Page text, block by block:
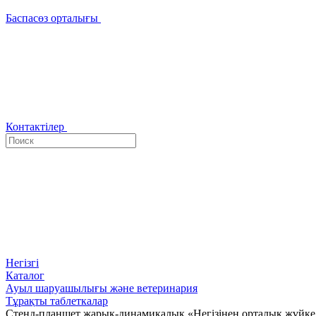
Баспасөз орталығы
Контактілер
Негізгі
Каталог
Ауыл шаруашылығы және ветеринария
Тұрақты таблеткалар
Стенд-планшет жарық-динамикалық «Негізінен орталық жүйке